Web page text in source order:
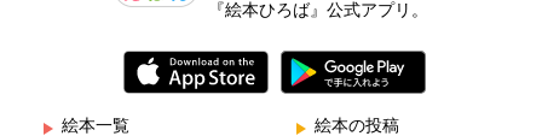
『絵本ひろば』公式アプリ。
絵本一覧 絵本の投稿